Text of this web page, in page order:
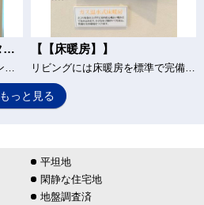
【【TVモニター付きインターホン】】
「TVモニター付きインターホン」は、玄関に行かなくても誰が来たのか確認でき、お子様のお留守番も安心です。(2号棟)
【【床暖房】】
リビングには床暖房を標準で完備。空気を汚さずに室内を快適な温度に保ちますので、小さなお子様やご年配の方にも安心です。(2号棟)
もっと見る
平坦地
閑静な住宅地
地盤調査済